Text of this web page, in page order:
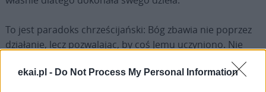
ekai.pl - Do Not Process My Personal Information
To jest paradoks chrześcijański: Bóg zbawia nie poprzez
działanie, lecz pozwalając, by coś Jemu uczyniono. Nie
miłości. Na krzyżu Jezus uczy nas, że człowiek nie realizuje